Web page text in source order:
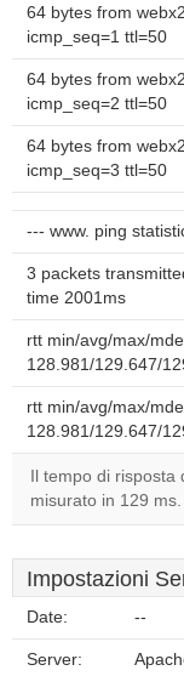
64 bytes from
icmp_seq=1 ttl=50
64 bytes from
icmp_seq=2 ttl=50
64 bytes from
icmp_seq=3 ttl=50
--- www. ping
3 packets
time 2001ms
rtt min/avg/max/
128.981/129.647/
rtt min/avg/max/
128.981/129.647/
Il tempo di
misurato in 129 ms.
Impostazioni
Date: --
Server: